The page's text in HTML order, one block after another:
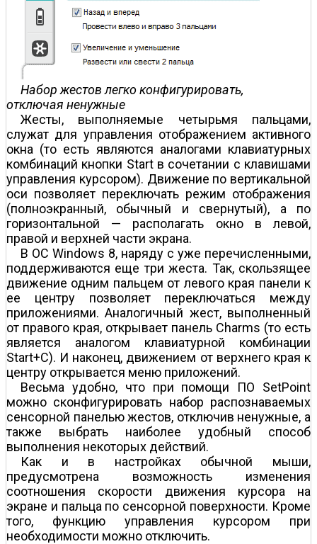
Набор жестов легко конфигурировать,
отключая ненужные
Жесты, выполняемые четырьмя пальцами,
служат для управления отображением активного
окна (то есть являются аналогами клавиатурных
комбинаций кнопки Start в сочетании с клавишами
управления курсором). Движение по вертикальной
оси позволяет переключать режим отображения
(полноэкранный, обычный и свернутый), а по
горизонтальной — располагать окно в левой,
правой и верхней части экрана.
В ОС Windows 8, наряду с уже перечисленными,
поддерживаются еще три жеста. Так, скользящее
движение одним пальцем от левого края панели к
ее центру позволяет переключаться между
приложениями. Аналогичный жест, выполненный
от правого края, открывает панель Charms (то есть
является аналогом клавиатурной комбинации
Start+C). И наконец, движением от верхнего края к
центру открывается меню приложений.
Весьма удобно, что при помощи ПО SetPoint
можно сконфигурировать набор распознаваемых
сенсорной панелью жестов, отключив ненужные, а
также выбрать наиболее удобный способ
выполнения некоторых действий.
Как и в настройках обычной мыши,
предусмотрена возможность изменения
соотношения скорости движения курсора на
экране и пальца по сенсорной поверхности. Кроме
того, функцию управления курсором при
необходимости можно отключить.